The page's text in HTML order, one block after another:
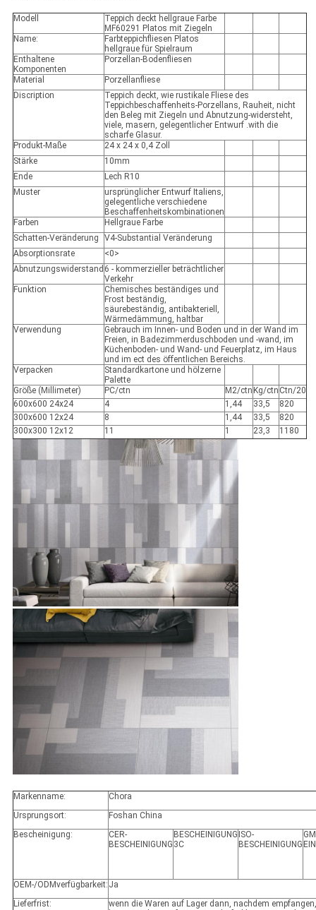
Modell
Teppich deckt hellgraue Farbe
MF60291 Platos mit Ziegeln
Name:
Farbteppichfliesen Platos
hellgraue für Spielraum
Enthaltene
Komponenten
Porzellan-Bodenfliesen
Material
Porzellanfliese
Discription
Teppich deckt, wie rustikale Fliese des
Teppichbeschaffenheits-Porzellans, Rauheit, nicht
den Beleg mit Ziegeln und Abnutzung-widersteht,
viele, masern, gelegentlicher Entwurf .with die
scharfe Glasur.
Produkt-Maße
24 x 24 x 0,4 Zoll
Stärke
10mm
Ende
Lech R10
Muster
ursprünglicher Entwurf Italiens,
gelegentliche verschiedene
Beschaffenheitskombinationen
Farben
Hellgraue Farbe
Schatten-Veränderung
V4-Substantial Veränderung
Absorptionsrate
<0>
Abnutzungswiderstand 6 - kommerzieller beträchtlicher
Verkehr
Funktion
Chemisches beständiges und
Frost beständig,
säurebeständig, antibakteriell,
Wärmedämmung, haltbar
Verwendung
Gebrauch im Innen- und Boden und in der Wand im
Freien, in Badezimmerduschboden und -wand, im
Küchenboden- und Wand- und Feuerplatz, im Haus
und im ect des öffentlichen Bereichs.
Verpacken
Standardkartone und hölzerne
Palette
Größe (Millimeter)
PC/ctn M2/ctn Kg/ctn Ctn/20
600x600 24x24
4 1,44 33,5
820
300x600 12x24
8 1,44 33,5
820
300x300 12x12
11 1 23,3 1180
Markenname:
Chora
Ursprungsort:
Foshan China
Bescheinigung:
CER-
BESCHEINIGUNG
BESCHEINIGUNG
3C
ISO-
BESCHEINIGUNG
OEM-/ODMverfügbarkeit: Ja
Lieferfrist:
wenn die Waren auf Lager dann, nachdem